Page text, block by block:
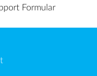
Formular